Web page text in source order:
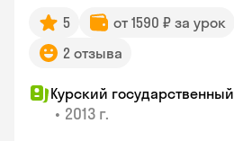
5 от 1590 ₽ за урок
2 отзыва
Курский
• 2013 г.